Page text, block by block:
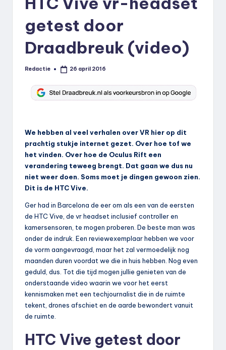
getest door
Draadbreuk (video)
Geplaatst
Redactie 26 april 2016
We hebben al veel verhalen over VR hier op dit
prachtig stukje internet gezet. Over hoe tof we
het vinden. Over hoe de Oculus Rift een
verandering teweeg brengt. Dat gaan we dus nu
niet weer doen. Soms moet je dingen gewoon zien.
Dit is de HTC Vive.
Ger had in Barcelona de eer om als een van de eersten
de HTC Vive, de vr headset inclusief controller en
kamersensoren, te mogen proberen. De beste man was
onder de indruk. Een reviewexemplaar hebben we voor
de vorm aangevraagd, maar het zal vermoedelijk nog
maanden duren voordat we die in huis hebben. Nog even
geduld, dus. Tot die tijd mogen jullie genieten van de
onderstaande video waarin we voor het eerst
kennismaken met een techjournalist die in de ruimte
tekent, drones afschiet en de aarde bewondert vanuit
de ruimte.
HTC Vive getest door